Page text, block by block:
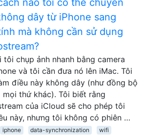
dây từ iPhone sang
mà không cần sử dụng
chụp ảnh nhanh bằng camera
và tôi cần đưa nó lên iMac. Tôi
điều này không dây (như đồng bộ
mọi thứ khác). Tôi biết rằng
của iCloud sẽ cho phép tôi
này, nhưng tôi không có phiên …
iphone data-synchronization
wifi